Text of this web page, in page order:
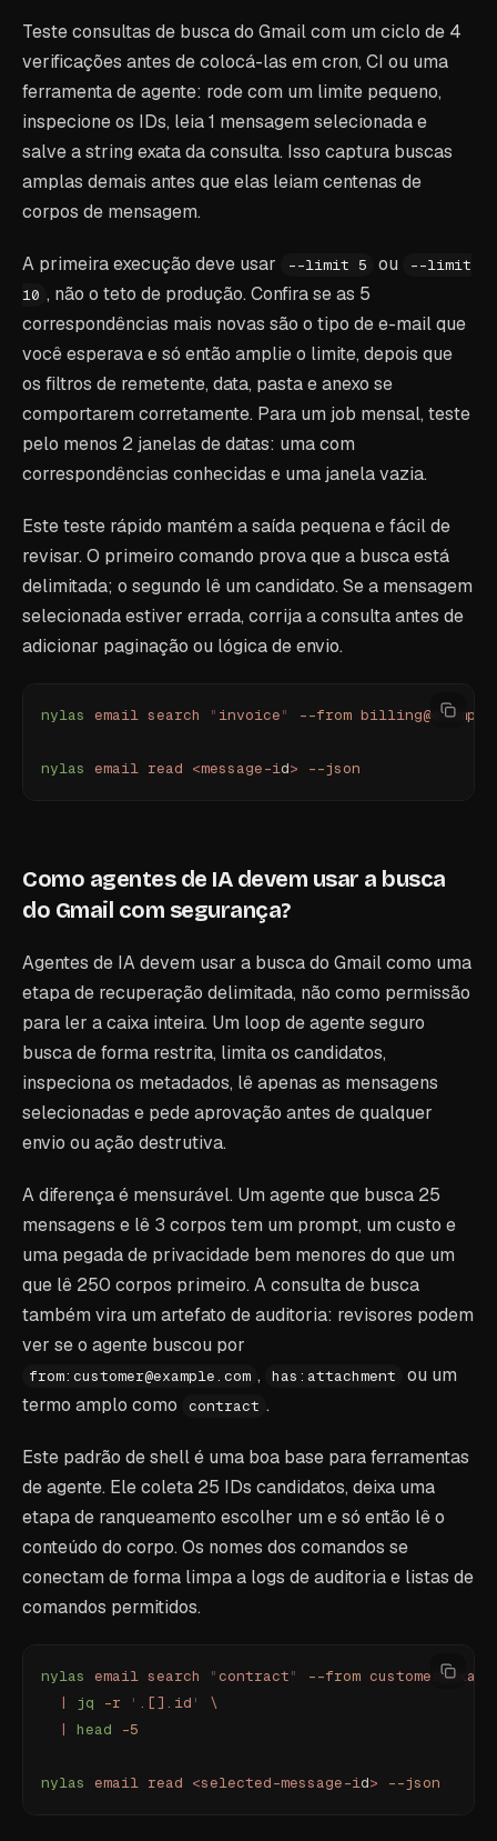
Teste consultas de busca do Gmail com um ciclo de 4
verificações antes de colocá-las em cron, CI ou uma
ferramenta de agente: rode com um limite pequeno,
inspecione os IDs, leia 1 mensagem selecionada e
salve a string exata da consulta. Isso captura buscas
amplas demais antes que elas leiam centenas de
corpos de mensagem.
A primeira execução deve usar --limit 5 ou
--limit
10 , não o teto de produção. Confira se as 5
correspondências mais novas são o tipo de e-mail que
você esperava e só então amplie o limite, depois que
os filtros de remetente, data, pasta e anexo se
comportarem corretamente. Para um job mensal, teste
pelo menos 2 janelas de datas: uma com
correspondências conhecidas e uma janela vazia.
Este teste rápido mantém a saída pequena e fácil de
revisar. O primeiro comando prova que a busca está
delimitada; o segundo lê um candidato. Se a mensagem
selecionada estiver errada, corrija a consulta antes de
adicionar paginação ou lógica de envio.
nylas email search " invoice" --from
nylas email read <message-id> --json
Como agentes de IA devem usar a busca
do Gmail com segurança?
Agentes de IA devem usar a busca do Gmail como uma
etapa de recuperação delimitada, não como permissão
para ler a caixa inteira. Um loop de agente seguro
busca de forma restrita, limita os candidatos,
inspeciona os metadados, lê apenas as mensagens
selecionadas e pede aprovação antes de qualquer
envio ou ação destrutiva.
A diferença é mensurável. Um agente que busca 25
mensagens e lê 3 corpos tem um prompt, um custo e
uma pegada de privacidade bem menores do que um
que lê 250 corpos primeiro. A consulta de busca
também vira um artefato de auditoria: revisores podem
ver se o agente buscou por
from:customer@example.com , has:attachment
ou um
termo amplo como
contract .
Este padrão de shell é uma boa base para ferramentas
de agente. Ele coleta 25 IDs candidatos, deixa uma
etapa de ranqueamento escolher um e só então lê o
conteúdo do corpo. Os nomes dos comandos se
conectam de forma limpa a logs de auditoria e listas de
comandos permitidos.
nylas email search "contract" --from
  |
jq -r ' .[].id '
\
  |
head -5
nylas email read <selected-message-id> --json